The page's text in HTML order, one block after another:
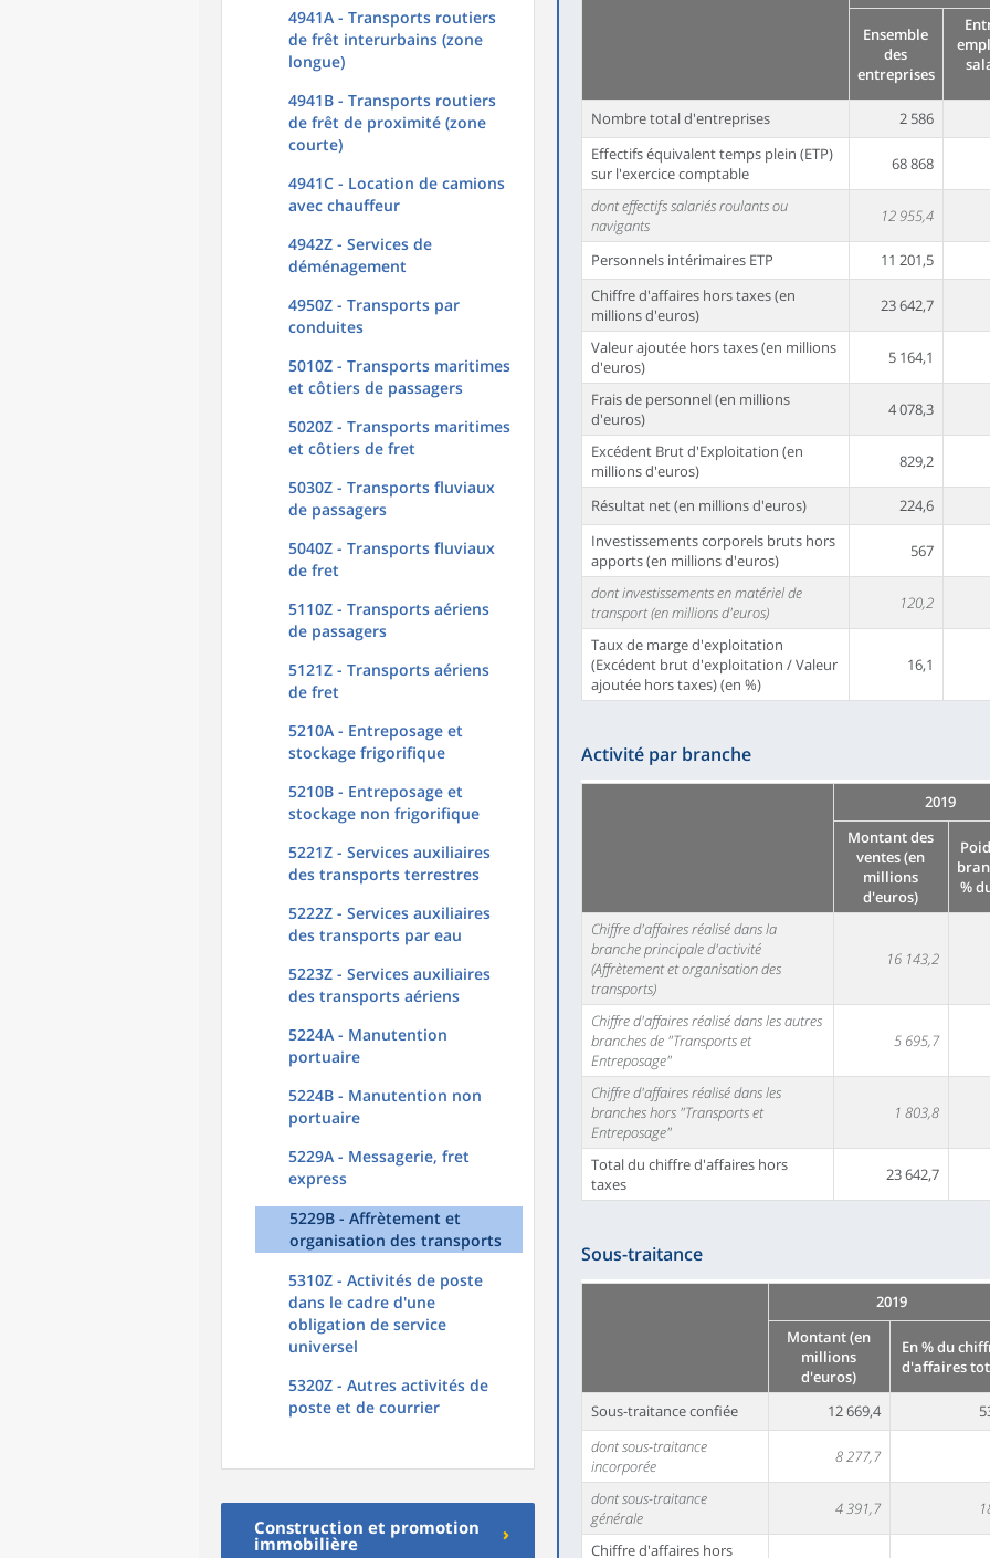
4941A - Transports routiers
de frêt interurbains (zone
longue)
4941B - Transports routiers
de frêt de proximité (zone
courte)
4941C - Location de camions
avec chauffeur
4942Z - Services de
déménagement
4950Z - Transports par
conduites
5010Z - Transports maritimes
et côtiers de passagers
5020Z - Transports maritimes
et côtiers de fret
5030Z - Transports fluviaux
de passagers
5040Z - Transports fluviaux
de fret
5110Z - Transports aériens
de passagers
5121Z - Transports aériens
de fret
5210A - Entreposage et
stockage frigorifique
5210B - Entreposage et
stockage non frigorifique
5221Z - Services auxiliaires
des transports terrestres
5222Z - Services auxiliaires
des transports par eau
5223Z - Services auxiliaires
des transports aériens
5224A - Manutention
portuaire
5224B - Manutention non
portuaire
5229A - Messagerie, fret
express
5229B - Affrètement et
organisation des transports
5310Z - Activités de poste
dans le cadre d'une
obligation de service
universel
5320Z - Autres activités de
poste et de courrier
Construction et promotion
immobilière
Ensemble
des
entreprises
Nombre total d'entreprises
2 586
Effectifs équivalent temps plein (ETP)
sur l'exercice comptable
68 868
dont effectifs salariés roulants ou
navigants
12 955,4
Personnels intérimaires ETP
11 201,5
Chiffre d'affaires hors taxes (en
millions d'euros)
23 642,7
Valeur ajoutée hors taxes (en millions
d'euros)
5 164,1
Frais de personnel (en millions
d'euros)
4 078,3
Excédent Brut d'Exploitation (en
millions d'euros)
829,2
Résultat net (en millions d'euros)
224,6
Investissements corporels bruts hors
apports (en millions d'euros)
567
dont investissements en matériel de
transport (en millions d'euros)
120,2
Taux de marge d'exploitation
(Excédent brut d'exploitation / Valeur
ajoutée hors taxes) (en %)
16,1
Activité par branche
2019
Montant des
ventes (en
millions
d'euros)
%
Chiffre d'affaires réalisé dans la
branche principale d'activité
(Affrètement et organisation des
transports)
16 143,2
Chiffre d'affaires réalisé dans les autres
branches de "Transports et
Entreposage"
5 695,7
Chiffre d'affaires réalisé dans les
branches hors "Transports et
Entreposage"
1 803,8
Total du chiffre d'affaires hors
taxes
23 642,7
Sous-traitance
2019
Montant (en
millions
d'euros)
En % du
d'affaires
Sous-traitance confiée 12 669,4
dont sous-traitance
incorporée
8 277,7
dont sous-traitance
générale
4 391,7
Chiffre d'affaires hors